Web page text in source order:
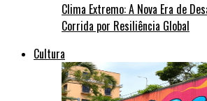
Clima Extremo: A Nova Era de
Corrida por Resiliência Global
Cultura